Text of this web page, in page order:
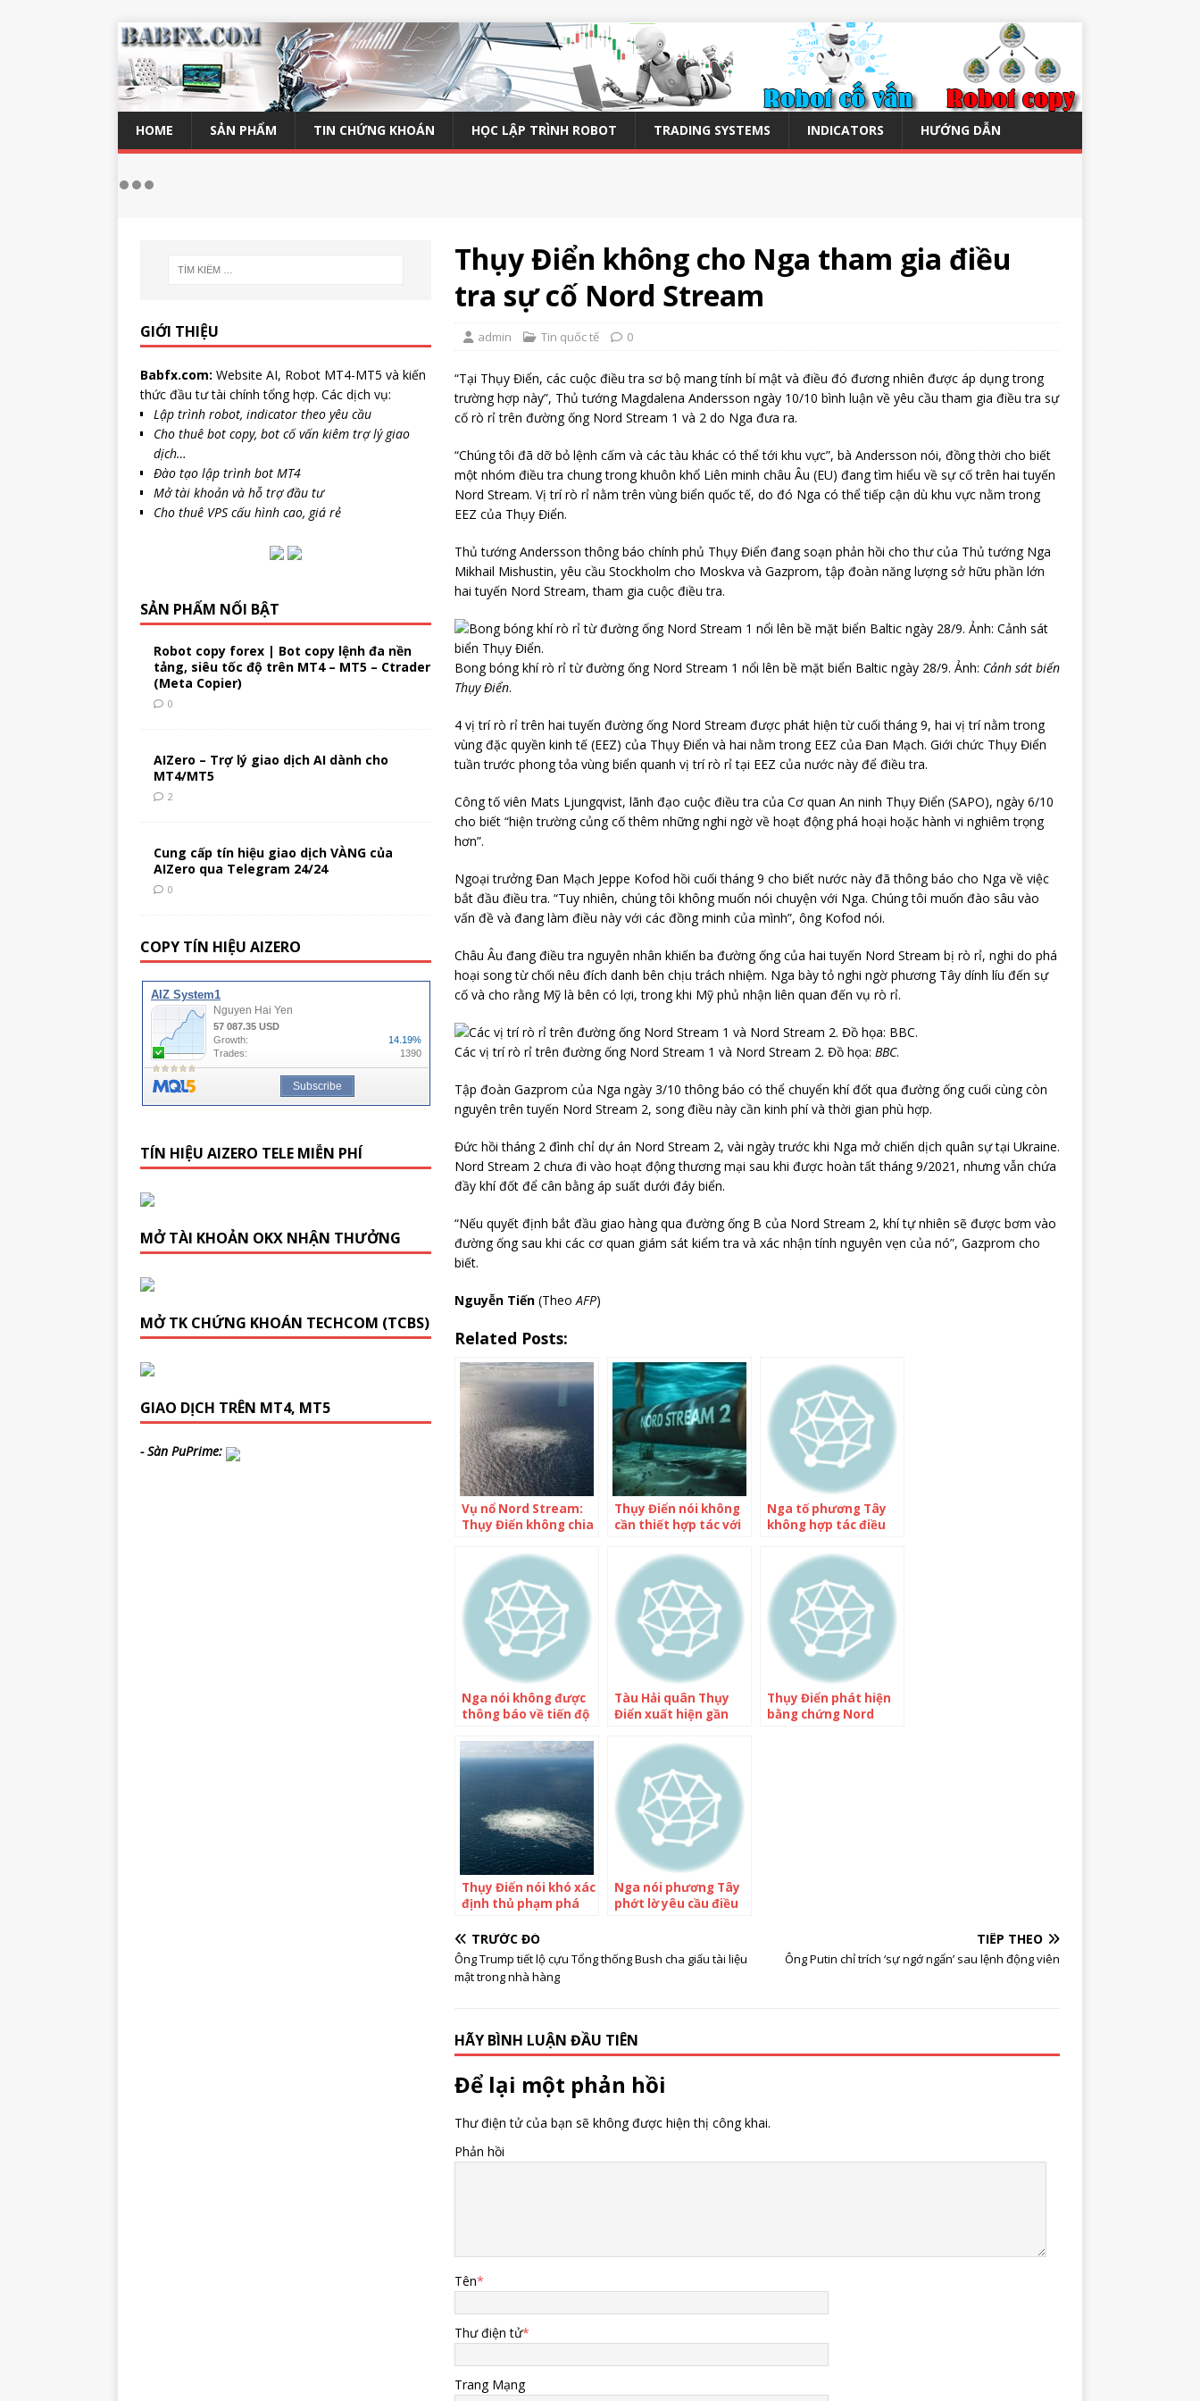
HOME SẢN PHẨM TIN CHỨNG KHOÁN HỌC LẬP TRÌNH ROBOT TRADING SYSTEMS INDICATORS HƯỚNG DẪN
Thụy Điển không cho Nga tham gia điều
tra sự cố Nord Stream
admin Tin quốc tế 0
“Tại Thụy Điển, các cuộc điều tra sơ bộ mang tính bí mật và điều đó đương nhiên được áp dụng trong
trường hợp này”, Thủ tướng Magdalena Andersson ngày 10/10 bình luận về yêu cầu tham gia điều tra sự
cố rò rỉ trên đường ống Nord Stream 1 và 2 do Nga đưa ra.
“Chúng tôi đã dỡ bỏ lệnh cấm và các tàu khác có thể tới khu vực”, bà Andersson nói, đồng thời cho biết
một nhóm điều tra chung trong khuôn khổ Liên minh châu Âu (EU) đang tìm hiểu về sự cố trên hai tuyến
Nord Stream. Vị trí rò rỉ nằm trên vùng biển quốc tế, do đó Nga có thể tiếp cận dù khu vực nằm trong
EEZ của Thụy Điển.
Thủ tướng Andersson thông báo chính phủ Thụy Điển đang soạn phản hồi cho thư của Thủ tướng Nga
Mikhail Mishustin, yêu cầu Stockholm cho Moskva và Gazprom, tập đoàn năng lượng sở hữu phần lớn
hai tuyến Nord Stream, tham gia cuộc điều tra.
Bong bóng khí rò rỉ từ đường ống Nord Stream 1 nổi lên bề mặt biển Baltic ngày 28/9. Ảnh: Cảnh sát biển
Thụy Điển.
4 vị trí rò rỉ trên hai tuyến đường ống Nord Stream được phát hiện từ cuối tháng 9, hai vị trí nằm trong
vùng đặc quyền kinh tế (EEZ) của Thụy Điển và hai nằm trong EEZ của Đan Mạch. Giới chức Thụy Điển
tuần trước phong tỏa vùng biển quanh vị trí rò rỉ tại EEZ của nước này để điều tra.
Công tố viên Mats Ljungqvist, lãnh đạo cuộc điều tra của Cơ quan An ninh Thụy Điển (SAPO), ngày 6/10
cho biết “hiện trường củng cố thêm những nghi ngờ về hoạt động phá hoại hoặc hành vi nghiêm trọng
hơn”.
Ngoại trưởng Đan Mạch Jeppe Kofod hồi cuối tháng 9 cho biết nước này đã thông báo cho Nga về việc
bắt đầu điều tra. “Tuy nhiên, chúng tôi không muốn nói chuyện với Nga. Chúng tôi muốn đào sâu vào
vấn đề và đang làm điều này với các đồng minh của mình”, ông Kofod nói.
Châu Âu đang điều tra nguyên nhân khiến ba đường ống của hai tuyến Nord Stream bị rò rỉ, nghi do phá
hoại song từ chối nêu đích danh bên chịu trách nhiệm. Nga bày tỏ nghi ngờ phương Tây dính líu đến sự
cố và cho rằng Mỹ là bên có lợi, trong khi Mỹ phủ nhận liên quan đến vụ rò rỉ.
Các vị trí rò rỉ trên đường ống Nord Stream 1 và Nord Stream 2. Đồ họa: BBC.
Tập đoàn Gazprom của Nga ngày 3/10 thông báo có thể chuyển khí đốt qua đường ống cuối cùng còn
nguyên trên tuyến Nord Stream 2, song điều này cần kinh phí và thời gian phù hợp.
Đức hồi tháng 2 đình chỉ dự án Nord Stream 2, vài ngày trước khi Nga mở chiến dịch quân sự tại Ukraine.
Nord Stream 2 chưa đi vào hoạt động thương mại sau khi được hoàn tất tháng 9/2021, nhưng vẫn chứa
đầy khí đốt để cân bằng áp suất dưới đáy biển.
“Nếu quyết định bắt đầu giao hàng qua đường ống B của Nord Stream 2, khí tự nhiên sẽ được bơm vào
đường ống sau khi các cơ quan giám sát kiểm tra và xác nhận tính nguyên vẹn của nó”, Gazprom cho
biết.
Nguyễn Tiến(TheoAFP)
Related Posts:
Vụ nổ Nord Stream:
Thụy Điển không chia
với Nga
Thụy Điển nói không
cần thiết hợp tác với
Stream
Nga tố phương Tây
không hợp tác điều
Stream
Nga nói không được
thông báo về tiến độ
Stream
Tàu Hải quân Thụy
Điển xuất hiện gần
Stream trước vụ rò rỉ
Thụy Điển phát hiện
bằng chứng Nord
Thụy Điển nói khó xác
định thủ phạm phá
Nga nói phương Tây
phớt lờ yêu cầu điều
TRƯỚC ĐÓ
Ông Trump tiết lộ cựu Tổng thống Bush cha giấu tài liệu
mật trong nhà hàng
TIẾP THEO
Ông Putin chỉ trích ‘sự ngớ ngẩn’ sau lệnh động viên
HÃY BÌNH LUẬN ĐẦU TIÊN
Để lại một phản hồi
Thư điện tử của bạn sẽ không được hiện thị công khai.
Phản hồi
Tên*
Thư điện tử*
Trang Mạng
GIỚI THIỆU
Babfx.com: Website AI, Robot MT4-MT5 và kiến
thức đầu tư tài chính tổng hợp. Các dịch vụ:
Lập trình robot, indicator theo yêu cầu
Cho thuê bot copy, bot cố vấn kiêm trợ lý giao
dịch…
Đào tạo lập trình bot MT4
Mở tài khoản và hỗ trợ đầu tư
Cho thuê VPS cấu hình cao, giá rẻ
SẢN PHẨM NỔI BẬT
Robot copy forex | Bot copy lệnh đa nền
tảng, siêu tốc độ trên MT4 – MT5 – Ctrader
(Meta Copier)
0
AIZero – Trợ lý giao dịch AI dành cho
MT4/MT5
2
Cung cấp tín hiệu giao dịch VÀNG của
AIZero qua Telegram 24/24
0
COPY TÍN HIỆU AIZERO
TÍN HIỆU AIZERO TELE MIỄN PHÍ
MỞ TÀI KHOẢN OKX NHẬN THƯỞNG
MỞ TK CHỨNG KHOÁN TECHCOM (TCBS)
GIAO DỊCH TRÊN MT4, MT5
- Sàn PuPrime: